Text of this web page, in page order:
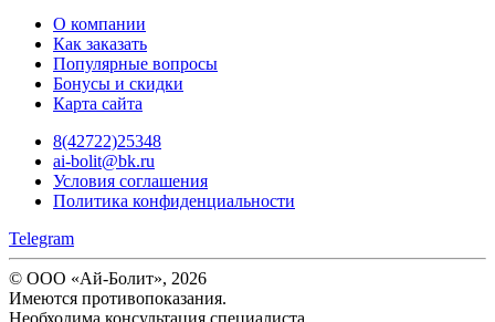
О компании
Как заказать
Популярные вопросы
Бонусы и скидки
Карта сайта
8(42722)25348
ai-bolit@bk.ru
Условия соглашения
Политика конфиденциальности
Telegram
© ООО «Ай-Болит», 2026
Имеются противопоказания.